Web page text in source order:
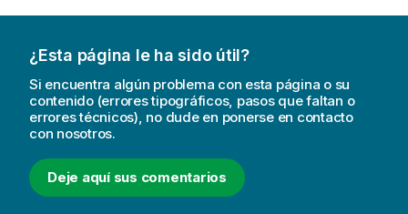
¿Esta página le ha sido útil?
Si encuentra algún problema con esta página o su
contenido (errores tipográficos, pasos que faltan o
errores técnicos), no dude en ponerse en contacto
con nosotros.
Deje aquí sus comentarios